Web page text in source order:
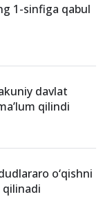
1-sinfiga qabul
davlat
qilindi
o‘qishni
qilinadi